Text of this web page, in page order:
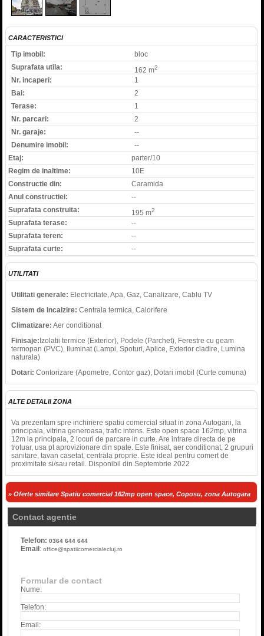
CARACTERISTICI
Tip imobil:
bloc
Suprafata utila:
162 m2
Nr. incaperi:
1
Bai:
2
Terase:
1
Nr. parcari:
2
Nr. garaje:
--
Denumire imobil:
--
Etaj:
parter/10
Regim de inaltime:
10E
Constructie din:
Caramida
Anul constructiei:
--
Suprafata construita:
195 m2
Suprafata terase:
--
Suprafata teren:
--
Suprafata curte:
--
UTILITATI
Utilitati generale: Electricitate, Apa, Gaz, Canalizare, Cablu TV
Sistem de incalzire: Centrala termica, Calorifere
Climatizare: Aer conditionat
Finisaje: Izolatii termice (Exterior), Podele (Parchet), Ferestre cu geam
termopan (PVC), Iluminat (Lampi, Spoturi, Aplice, Exterior cladire, Lumina
naturala)
Dotari: Contorizare (Apometre, Contor gaz), Dotari imobil (Curte comuna)
ALTE DETALII ZONA
Va prezentam spre inchiriere spatiu comercial situat in zona Autogarii, la
principala, vitrina generoasa, trafic intens. Este open space 162mp, vitrina
12m la principala, 2 locuri de parcare in curte. Are intrare directa de pe
trotuar, usa pt aprovizionare din spate. Este finisat, aer conditionat, 2 grupuri
sanitare, tavan casetat, centrala proprie. Este ideal pentru comert de
proximitate si/sau retail. Disponibil din Septembrie 2022
» Oferte similare Spatiu comercial 162mp open space, Coposu, zona Autogara
Contact agentie
Telefon:0364 644 644
Email :office@spatiicomercialecluj.ro
Formular de contact
Nume:
Telefon:
Email: